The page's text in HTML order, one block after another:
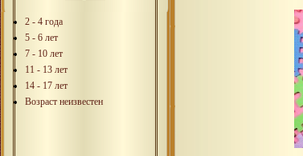
2 - 4 года
5 - 6 лет
7 - 10 лет
11 - 13 лет
14 - 17 лет
Возраст неизвестен